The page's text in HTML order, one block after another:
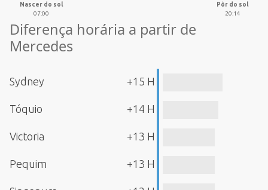
Nascer do sol
07:00
Pôr do sol
20:14
Diferença horária a partir de
Mercedes
Sydney +15 H
Tóquio +14 H
Victoria +13 H
Pequim +13 H